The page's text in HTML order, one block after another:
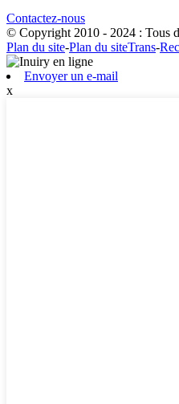
Contactez-nous
© Copyright 2010 - 2024 : Tous
Plan du site-Plan du siteTrans-
Envoyer un e-mail
x